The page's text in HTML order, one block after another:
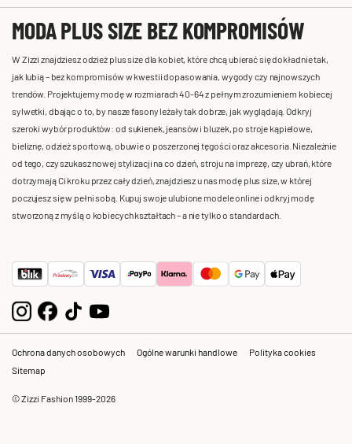
MODA PLUS SIZE BEZ KOMPROMISÓW
W Zizzi znajdziesz odzież plus size dla kobiet, które chcą ubierać się dokładnie tak,
jak lubią – bez kompromisów w kwestii dopasowania, wygody czy najnowszych
trendów. Projektujemy modę w rozmiarach 40-64 z pełnym zrozumieniem kobiecej
sylwetki, dbając o to, by nasze fasony leżały tak dobrze, jak wyglądają. Odkryj
szeroki wybór produktów: od sukienek, jeansów i bluzek, po stroje kąpielowe,
bieliznę, odzież sportową, obuwie o poszerzonej tęgości oraz akcesoria. Niezależnie
od tego, czy szukasz nowej stylizacji na co dzień, stroju na imprezę, czy ubrań, które
dotrzymają Ci kroku przez cały dzień, znajdziesz u nas modę plus size, w której
poczujesz się w pełni sobą. Kupuj swoje ulubione modele online i odkryj modę
stworzoną z myślą o kobiecych kształtach – a nie tylko o standardach.
Ochrona danych osobowych Ogólne warunki handlowe
Polityka cookies
Sitemap
© Zizzi Fashion 1999-2026